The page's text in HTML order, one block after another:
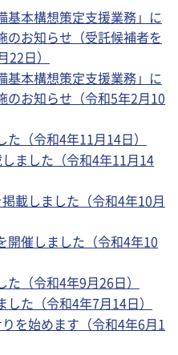
基本構想策定支援業務」に
のお知らせ（受託候補者を
日）
基本構想策定支援業務」に
のお知らせ（令和5年2月10
（令和4年11月14日）
ました（令和4年11月14
載しました（令和4年10月
開催しました（令和4年10
（令和4年9月26日）
た（令和4年7月14日）
を始めます（令和4年6月1